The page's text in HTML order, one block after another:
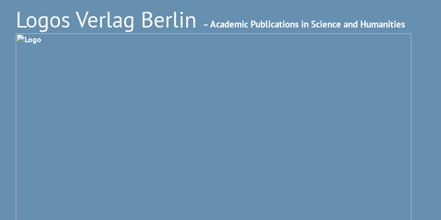
Logos Verlag Berlin – Academic Publications in Science and Humanities